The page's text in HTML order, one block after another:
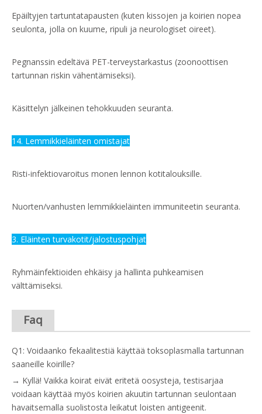
Epäiltyjen tartuntatapausten (kuten kissojen ja koirien nopea
seulonta, jolla on kuume, ripuli ja neurologiset oireet).
Pegnanssin edeltävä PET-terveystarkastus (zoonoottisen
tartunnan riskin vähentämiseksi).
Käsittelyn jälkeinen tehokkuuden seuranta.
14. Lemmikkieläinten omistajat
Risti-infektiovaroitus monen lennon kotitalouksille.
Nuorten/vanhusten lemmikkieläinten immuniteetin seuranta.
3. Eläinten turvakotit/jalostuspohjat
Ryhmäinfektioiden ehkäisy ja hallinta puhkeamisen
välttämiseksi.
Faq
Q1: Voidaanko fekaalitestiä käyttää toksoplasmalla tartunnan
saaneille koirille?
→ Kyllä! Vaikka koirat eivät eritetä oosysteja, testisarjaa
voidaan käyttää myös koirien akuutin tartunnan seulontaan
havaitsemalla suolistosta leikatut loisten antigeenit.